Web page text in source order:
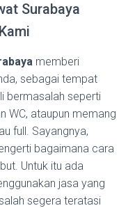
Surabaya
memberi
sebagai tempat
bermasalah seperti
WC, ataupun memang
full. Sayangnya,
bagaimana cara
Untuk itu ada
jasa yang
segera teratasi